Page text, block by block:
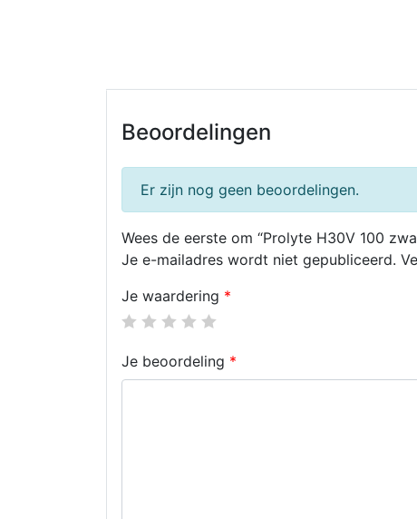
Beoordelingen
Er zijn nog geen beoordelingen.
Wees de eerste om “Prolyte H30V 100
Je e-mailadres wordt niet gepubliceerd.
Je waardering *
Je beoordeling *